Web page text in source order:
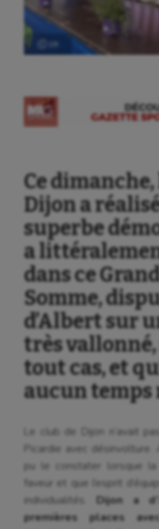
Ⓒ DR
Ce
Dijon a
superbe
a
dans ce
Somme,
d’Albert sur
très
tout cas, et
aucun temps
Le club de Dijon n’avait
Picardie avec
pu le constater lorsque
faveur et que l’esprit
individualités. Dijon a
premières places